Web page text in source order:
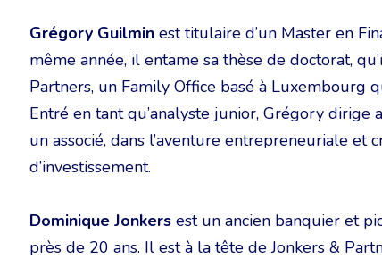
Grégory Guilmin est titulaire d’un Master en
même année, il entame sa thèse de doctorat,
Partners, un Family Office basé à
Entré en tant qu’analyste junior, Grégory dirige
un associé, dans l’aventure entrepreneuriale
d’investissement.
Dominique Jonkers est un ancien banquier et
près de 20 ans. Il est à la tête de Jonkers &